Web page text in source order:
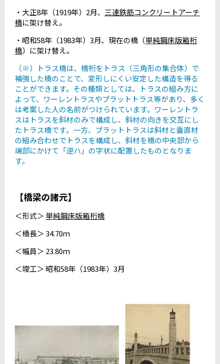
・大正8年（1919年）2月、 三連鉄筋コンクリートアーチ
橋に架け替え。
・昭和58年（1983年）3月、現在の橋（単純鋼床版箱桁
橋）に架け替え。
（※）トラス橋は、橋桁をトラス（三角形の集合体）で
補強した橋のことで、変形しにくい安定した構造を得る
ことができます。その種類としては、トラスの組み方に
よって、ワーレントラスやプラットトラス等があり、多く
は考案した人の名前がつけられています。ワーレントラ
スはトラスを斜材のみで構成し、斜材の向きを交互にし
たトラス橋です。一方、プラットトラスは斜材と垂直材
の組み合わせでトラスを構成し、斜材を橋の中央部から
端部にかけて「逆ハ」の字状に配置したものとなりま
す。
【橋梁の諸元】
＜形式＞単純鋼床版箱桁橋
＜橋長＞ 34.70ｍ
＜幅員＞ 23.80ｍ
＜竣工＞ 昭和58年（1983年）3月